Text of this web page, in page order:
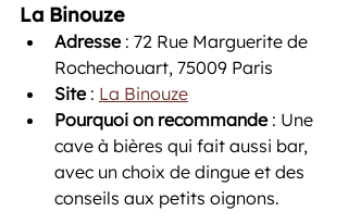
La Binouze
Adresse : 72 Rue Marguerite de
Rochechouart, 75009 Paris
Site : La Binouze
Pourquoi on recommande : Une
cave à bières qui fait aussi bar,
avec un choix de dingue et des
conseils aux petits oignons.